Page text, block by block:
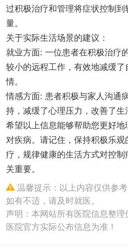
过积极治疗和管理将症状控制
量。
关于实际生活场景的建议：
就业方面: 一位患者在积极治疗
较小的远程工作，有效地减缓
情。
情感方面: 患者积极与家人沟通
持，减缓了心理压力，改善了生
希望以上信息能够帮助您更好
对疾病。请记住，保持积极乐
疗，规律健康的生活方式对控
关重要。
温馨提示：以上内容仅供参
如有不适，请及时就医。
声明：本网站所有医院信息整
医院官方实际公布信息为准！